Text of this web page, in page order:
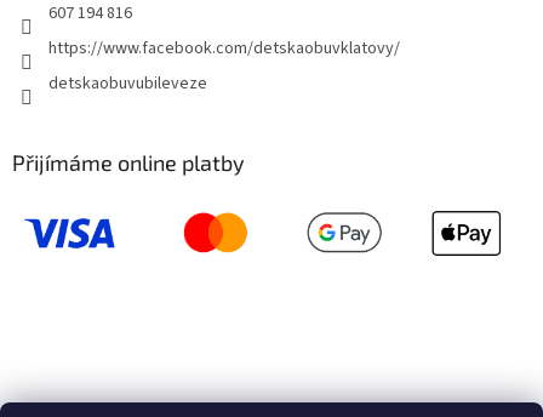
607 194 816
https://www.facebook.com/detskaobuvklatovy/
detskaobuvubileveze
Přijímáme online platby